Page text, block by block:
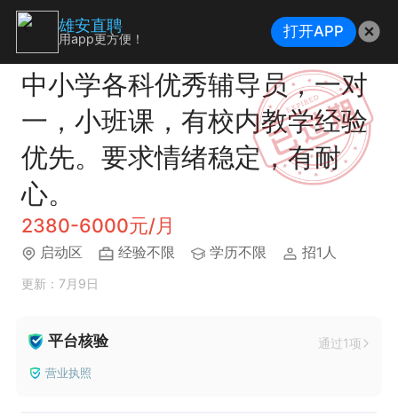
中小学各科优秀辅导员，一对
一，小班课，有校内教学经验
优先。要求情绪稳定，有耐
心。
2380-6000元/月
启动区 经验不限 学历不限 招1人
更新：7月9日
平台核验 通过1项
营业执照
雄安直聘
用app更方便！ 打开APP